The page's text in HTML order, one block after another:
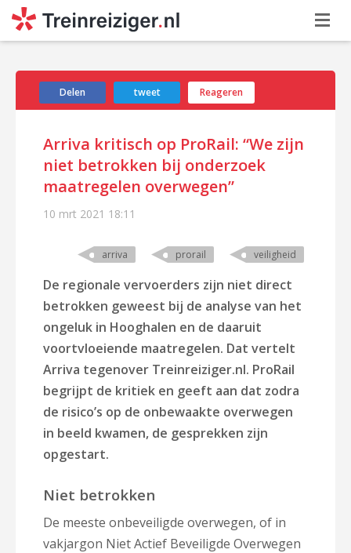
Delen tweet Reageren
Arriva kritisch op ProRail: “We zijn
niet betrokken bij onderzoek
maatregelen overwegen”
10 mrt 2021 18:11
arriva prorail veiligheid
De regionale vervoerders zijn niet direct
betrokken geweest bij de analyse van het
ongeluk in Hooghalen en de daaruit
voortvloeiende maatregelen. Dat vertelt
Arriva tegenover Treinreiziger.nl. ProRail
begrijpt de kritiek en geeft aan dat zodra
de risico’s op de onbewaakte overwegen
in beeld kwamen, de gesprekken zijn
opgestart.
Niet betrokken
De meeste onbeveiligde overwegen, of in
vakjargon Niet Actief Beveiligde Overwegen